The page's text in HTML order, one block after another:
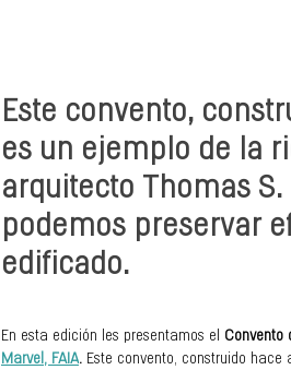
Este convento,
es un ejemplo de la
arquitecto Thomas S.
podemos preservar
edificado.
En esta edición les presentamos el Convento
Marvel, FAIA. Este convento, construido